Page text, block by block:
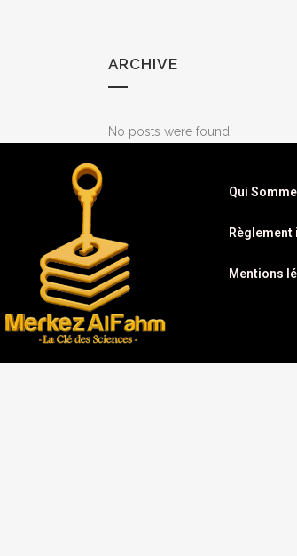
ARCHIVE
No posts were found.
Qui
Mentions